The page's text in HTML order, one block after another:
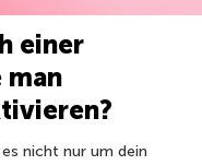
einer
man
nicht nur um dein